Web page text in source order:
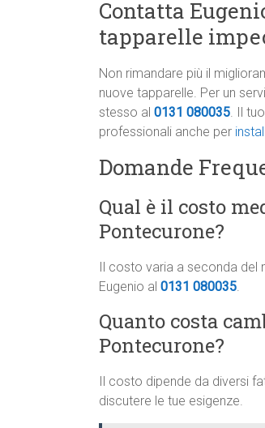
Contatta
tapparelle
Non rimandare più il
nuove tapparelle. Per un
stesso al 0131 080035. Il
professionali anche per
Domande
Qual è il costo
Pontecurone?
Il costo varia a seconda
Eugenio al 0131 080035.
Quanto costa
Pontecurone?
Il costo dipende da diversi
discutere le tue esigenze.